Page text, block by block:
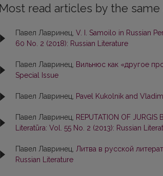
Most read articles by the same
Павел Лавринец, V. I. Samoilo in Russian
60 No. 2 (2018): Russian Literature
Павел Лавринец, Вильнюс как «другое
Special Issue
Павел Лавринец, Pavel Kukolnik and
Павел Лавринец, REPUTATION OF JURGIS
Literatūra: Vol. 55 No. 2 (2013): Russian
Павел Лавринец, Литва в русской
Russian Literature